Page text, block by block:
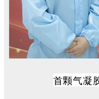
首颗气凝